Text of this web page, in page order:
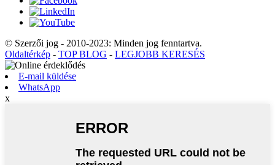
© Szerzői jog - 2010-2023: Minden jog fenntartva.
Oldaltérkép - TOP BLOG - LEGJOBB KERESÉS
E-mail küldése
WhatsApp
x